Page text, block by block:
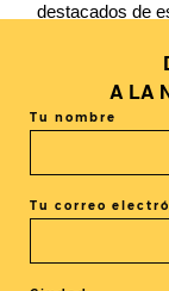
destacados de
apetece
espacio de
siguen sin ser
A LA
Tu nombre
Tu correo